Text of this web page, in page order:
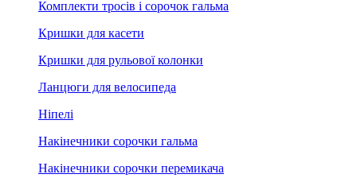
Комплекти тросів і сорочок гальма
Кришки для касети
Кришки для рульової колонки
Ланцюги для велосипеда
Ніпелі
Накінечники сорочки гальма
Накінечники сорочки перемикача